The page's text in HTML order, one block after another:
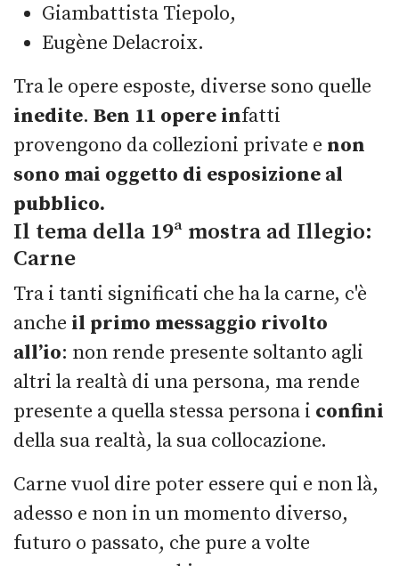
Giambattista Tiepolo,
Eugène Delacroix.
Tra le opere esposte, diverse sono quelle
inedite. Ben 11 opere infatti
provengono da collezioni private e non
sono mai oggetto di esposizione al
pubblico.
Il tema della 19ª mostra ad Illegio:
Carne
Tra i tanti significati che ha la carne, c'è
anche il primo messaggio rivolto
all’io: non rende presente soltanto agli
altri la realtà di una persona, ma rende
presente a quella stessa persona i confini
della sua realtà, la sua collocazione.
Carne vuol dire poter essere qui e non là,
adesso e non in un momento diverso,
futuro o passato, che pure a volte